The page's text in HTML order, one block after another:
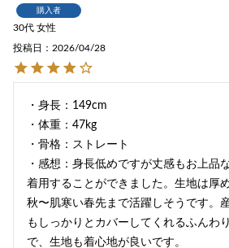
購入者
30代 女性
投稿日 2026/04/28
・身長：149cm
・体重：47kg
・骨格：ストレート
・感想：身長低めですが丈感もお上品
着用することができました。生地は厚
秋〜肌寒い春先まで活躍しそうです。
もしっかりとカバーしてくれるふんわ
で、生地も着心地が良いです。